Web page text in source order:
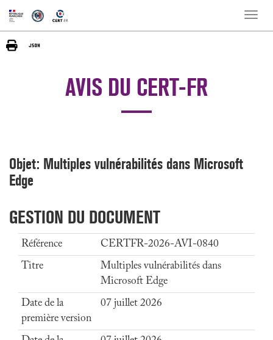
Toggle
AVIS DU CERT-FR
Objet: Multiples vulnérabilités dans Microsoft
Edge
GESTION DU DOCUMENT
Référence
CERTFR-2026-AVI-0840
Titre
Multiples vulnérabilités dans
Microsoft Edge
Date de la
première version
07 juillet 2026